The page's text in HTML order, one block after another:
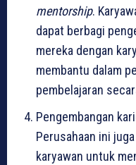
mentorship.
dapat berbagi
mereka dengan
membantu dalam
pembelajaran
Pengembangan
Perusahaan ini
karyawan untuk